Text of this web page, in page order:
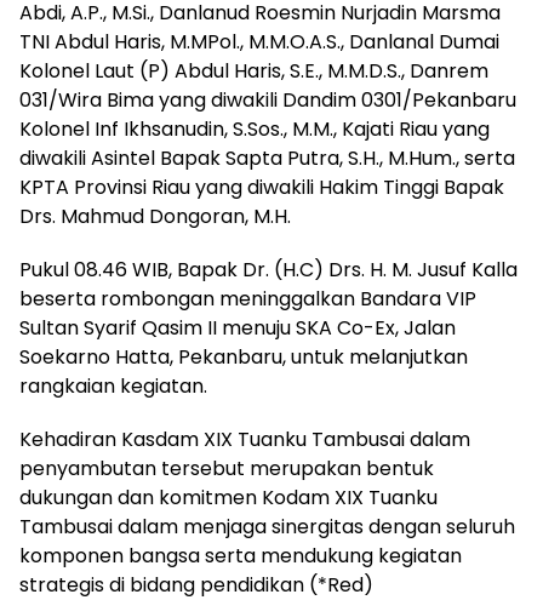
Abdi, A.P., M.Si., Danlanud Roesmin Nurjadin Marsma
TNI Abdul Haris, M.MPol., M.M.O.A.S., Danlanal Dumai
Kolonel Laut (P) Abdul Haris, S.E., M.M.D.S., Danrem
031/Wira Bima yang diwakili Dandim 0301/Pekanbaru
Kolonel Inf Ikhsanudin, S.Sos., M.M., Kajati Riau yang
diwakili Asintel Bapak Sapta Putra, S.H., M.Hum., serta
KPTA Provinsi Riau yang diwakili Hakim Tinggi Bapak
Drs. Mahmud Dongoran, M.H.
Pukul 08.46 WIB, Bapak Dr. (H.C) Drs. H. M. Jusuf Kalla
beserta rombongan meninggalkan Bandara VIP
Sultan Syarif Qasim II menuju SKA Co-Ex, Jalan
Soekarno Hatta, Pekanbaru, untuk melanjutkan
rangkaian kegiatan.
Kehadiran Kasdam XIX Tuanku Tambusai dalam
penyambutan tersebut merupakan bentuk
dukungan dan komitmen Kodam XIX Tuanku
Tambusai dalam menjaga sinergitas dengan seluruh
komponen bangsa serta mendukung kegiatan
strategis di bidang pendidikan (*Red)